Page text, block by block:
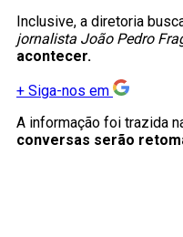
Inclusive, a diretoria
jornalista João Pedro
acontecer.
+ Siga-nos em
A informação foi trazida
conversas serão